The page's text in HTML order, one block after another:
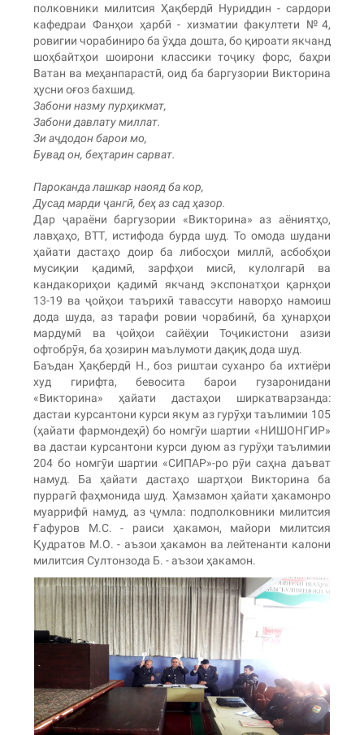
полковники милитсия Ҳақбердӣ Нуриддин - сардори
кафедраи Фанҳои ҳарбӣ - хизматии факултети №4,
ровигии чорабиниро ба ӯҳда дошта, бо қироати якчанд
шоҳбайтҳои шоирони классики тоҷику форс, баҳри
Ватан ва меҳанпарастӣ, оид ба баргузории Викторина
ҳусни оғоз бахшид.
Забони назму пурҳикмат,
Забони давлату миллат.
Зи аҷдодон барои мо,
Бувад он, беҳтарин сарват.
Пароканда лашкар наояд ба кор,
Дусад марди ҷангӣ, беҳ аз сад ҳазор.
Дар ҷараёни баргузории «Викторина» аз аёниятҳо,
лавҳаҳо, ВТТ, истифода бурда шуд. То омода шудани
ҳайати дастаҳо доир ба либосҳои миллӣ, асбобҳои
мусиқии қадимӣ, зарфҳои мисӣ, кулолгарӣ ва
кандакориҳои қадимӣ якчанд экспонатҳои қарнҳои
13-19 ва ҷойҳои таърихӣ тавассути наворҳо намоиш
дода шуда, аз тарафи ровии чорабинӣ, ба ҳунарҳои
мардумӣ ва ҷойҳои сайёҳии Тоҷикистони азизи
офтобрӯя, ба ҳозирин маълумоти дақиқ дода шуд.
Баъдан Ҳақбердӣ Н., боз риштаи суханро ба ихтиёри
худ гирифта, бевосита барои гузаронидани
«Викторина» ҳайати дастаҳои ширкатварзанда:
дастаи курсантони курси якум аз гурӯҳи таълимии 105
(ҳайати фармондеҳӣ) бо номгӯи шартии «НИШОНГИР»
ва дастаи курсантони курси дуюм аз гурӯҳи таълимии
204 бо номгӯи шартии «СИПАР»-ро рӯи саҳна даъват
намуд. Ба ҳайати дастаҳо шартҳои Викторина ба
пуррагӣ фаҳмонида шуд. Ҳамзамон ҳайати ҳакамонро
муаррифӣ намуд, аз ҷумла: подполковники милитсия
Ғафуров М.С. - раиси ҳакамон, майори милитсия
Қудратов М.О. - аъзои ҳакамон ва лейтенанти калони
милитсия Султонзода Б. - аъзои ҳакамон.